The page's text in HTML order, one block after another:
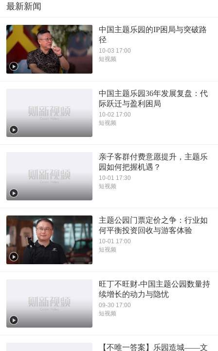
最新新闻
中国主题乐园的IP困局与突破路
径
10-03 17:00
短视频
中国主题乐园36年发展复盘：代
际跃迁与盈利困局
10-02 17:00
短视频
亲子客群付费意愿提升，主题乐
园如何把握机遇？
10-01 17:30
短视频
主题公园门票定价之争：行业如
何平衡投资回收与游客体验
10-01 17:00
短视频
旺丁不旺财-中国主题公园数量持
续增长的动力与隐忧
09-30 17:00
短视频
【不唯一答案】乐园造城——文